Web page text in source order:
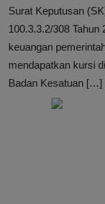
Surat Keputusan
100.3.3.2/308 Tahun
keuangan
mendapatkan kursi
Badan Kesatuan […]